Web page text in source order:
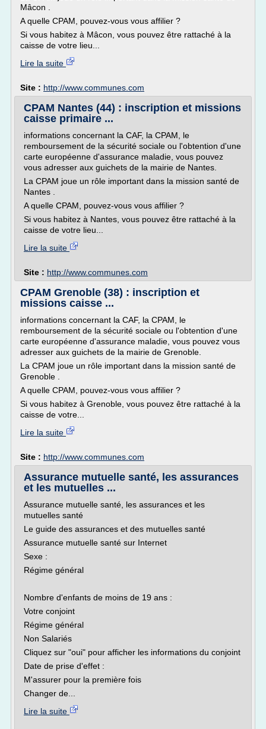
Mâcon .
A quelle CPAM, pouvez-vous vous affilier ?
Si vous habitez à Mâcon, vous pouvez être rattaché à la
caisse de votre lieu...
Lire la suite
Site : http://www.communes.com
CPAM Nantes (44) : inscription et missions
caisse primaire ...
informations concernant la CAF, la CPAM, le
remboursement de la sécurité sociale ou l'obtention d'une
carte européenne d'assurance maladie, vous pouvez
vous adresser aux guichets de la mairie de Nantes.
La CPAM joue un rôle important dans la mission santé de
Nantes .
A quelle CPAM, pouvez-vous vous affilier ?
Si vous habitez à Nantes, vous pouvez être rattaché à la
caisse de votre lieu...
Lire la suite
Site : http://www.communes.com
CPAM Grenoble (38) : inscription et
missions caisse ...
informations concernant la CAF, la CPAM, le
remboursement de la sécurité sociale ou l'obtention d'une
carte européenne d'assurance maladie, vous pouvez vous
adresser aux guichets de la mairie de Grenoble.
La CPAM joue un rôle important dans la mission santé de
Grenoble .
A quelle CPAM, pouvez-vous vous affilier ?
Si vous habitez à Grenoble, vous pouvez être rattaché à la
caisse de votre...
Lire la suite
Site : http://www.communes.com
Assurance mutuelle santé, les assurances
et les mutuelles ...
Assurance mutuelle santé, les assurances et les
mutuelles santé
Le guide des assurances et des mutuelles santé
Assurance mutuelle santé sur Internet
Sexe :
Régime général
Nombre d'enfants de moins de 19 ans :
Votre conjoint
Régime général
Non Salariés
Cliquez sur "oui" pour afficher les informations du conjoint
Date de prise d'effet :
M'assurer pour la première fois
Changer de...
Lire la suite